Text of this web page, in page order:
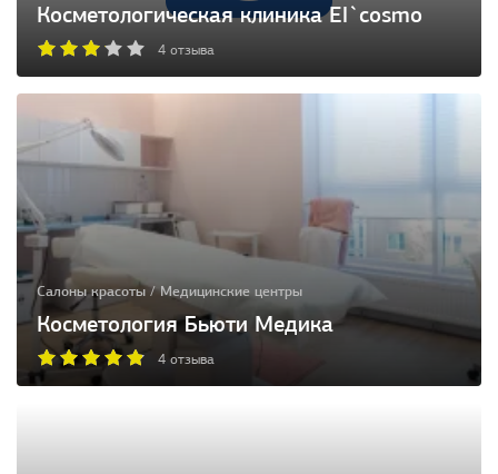
Косметологическая клиника El`cosmo
4 отзыва
Салоны красоты / Медицинские центры
Косметология Бьюти Медика
4 отзыва